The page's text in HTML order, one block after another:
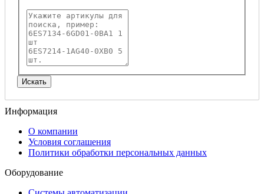
Информация
О компании
Условия соглашения
Политики обработки персональных данных
Оборудование